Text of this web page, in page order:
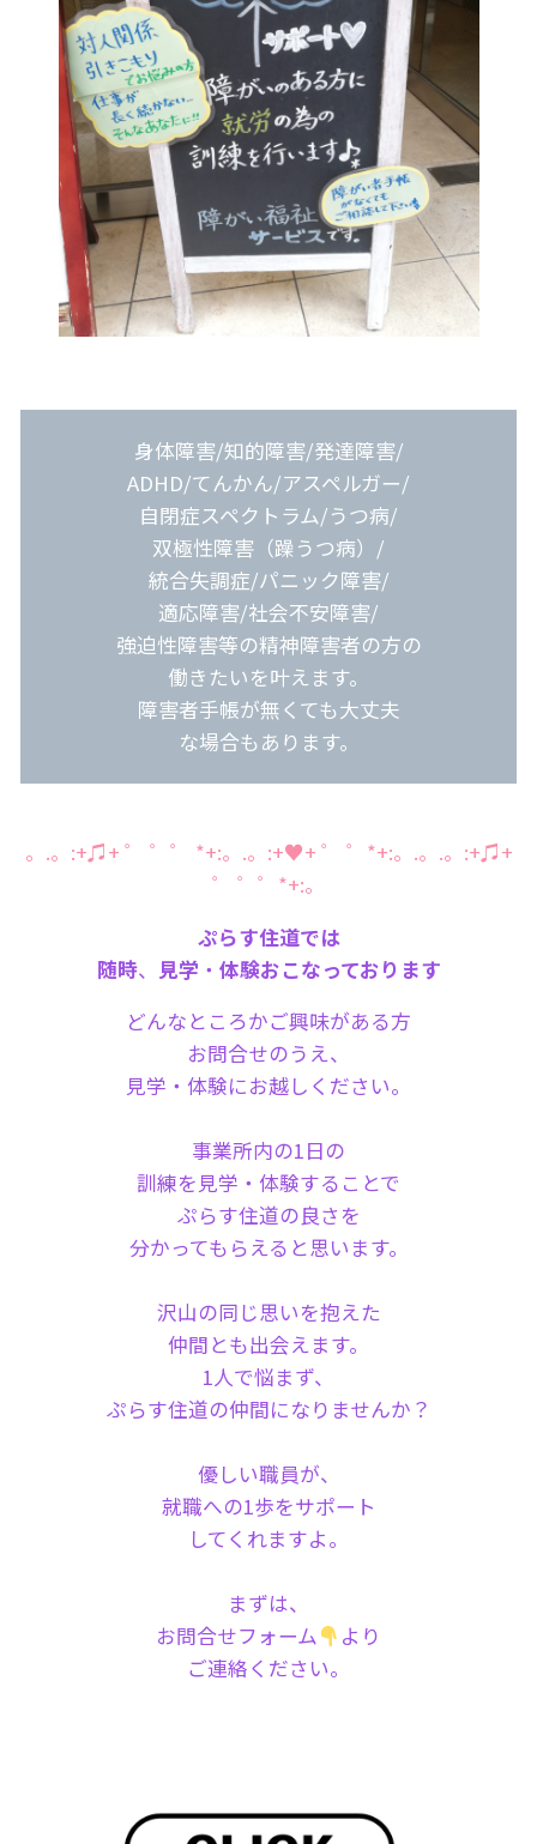
身体障害/知的障害/発達障害/
ADHD/てんかん/アスペルガー/
自閉症スペクトラム/うつ病/
双極性障害（躁うつ病）/
統合失調症/パニック障害/
適応障害/社会不安障害/
強迫性障害等の精神障害者の方の
働きたいを叶えます。
障害者手帳が無くても大丈夫
な場合もあります。
。.。:+♫+ ゜ ゜゜ *+:。.。:+♥+ ゜ ゜*+:。.。.。:+♫+
゜ ゜゜*+:。
ぷらす住道では
随時、 見学 ・ 体験おこなっております
どんなところかご興味がある方
お問合せのうえ、
見学・体験にお越しください。
事業所内の1日の
訓練を見学・体験することで
ぷらす住道の良さを
分かってもらえると思います。
沢山の同じ思いを抱えた
仲間とも出会えます。
1人で悩まず、
ぷらす住道の仲間になりませんか？
優しい職員が、
就職への1歩をサポート
してくれますよ。
まずは、
お問合せフォーム
より
ご連絡ください。